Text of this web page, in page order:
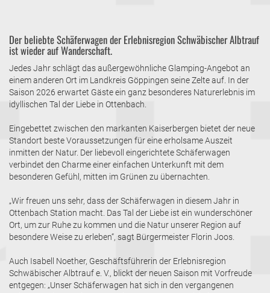
Der beliebte Schäferwagen der Erlebnisregion Schwäbischer Albtrauf
ist wieder auf Wanderschaft.
Jedes Jahr schlägt das außergewöhnliche Glamping-Angebot an
einem anderen Ort im Landkreis Göppingen seine Zelte auf. In der
Saison 2026 erwartet Gäste ein ganz besonderes Naturerlebnis im
idyllischen Tal der Liebe in Ottenbach.
Eingebettet zwischen den markanten Kaiserbergen bietet der neue
Standort beste Voraussetzungen für eine erholsame Auszeit
inmitten der Natur. Der liebevoll eingerichtete Schäferwagen
verbindet den Charme einer einfachen Unterkunft mit dem
besonderen Gefühl, mitten im Grünen zu übernachten.
„Wir freuen uns sehr, dass der Schäferwagen in diesem Jahr in
Ottenbach Station macht. Das Tal der Liebe ist ein wunderschöner
Ort, um zur Ruhe zu kommen und die Natur unserer Region auf
besondere Weise zu erleben“, sagt Bürgermeister Florin Joos.
Auch Isabell Noether, Geschäftsführerin der Erlebnisregion
Schwäbischer Albtrauf e. V., blickt der neuen Saison mit Vorfreude
entgegen: „Unser Schäferwagen hat sich in den vergangenen